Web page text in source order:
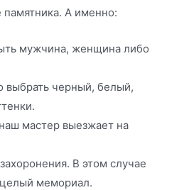
А именно:
мужчина, женщина либо
выбрать черный, белый,
мастер выезжает на
В этом случае
мемориал.